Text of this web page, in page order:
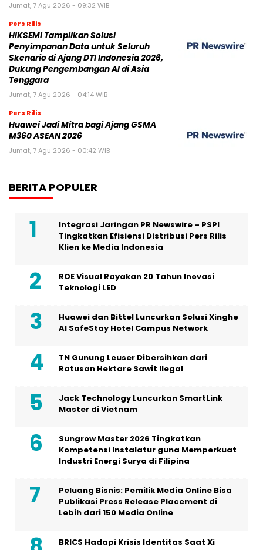
Jumat, 7 Agu 2026 - 09:32 WIB
Pers Rilis
HIKSEMI Tampilkan Solusi
Penyimpanan Data untuk Seluruh
Skenario di Ajang DTI Indonesia 2026,
Dukung Pengembangan AI di Asia
Tenggara
Jumat, 7 Agu 2026 - 04:14 WIB
Pers Rilis
Huawei Jadi Mitra bagi Ajang GSMA
M360 ASEAN 2026
Jumat, 7 Agu 2026 - 00:42 WIB
BERITA POPULER
Integrasi Jaringan PR Newswire – PSPI
Tingkatkan Efisiensi Distribusi Pers Rilis
Klien ke Media Indonesia
ROE Visual Rayakan 20 Tahun Inovasi
Teknologi LED
Huawei dan Bittel Luncurkan Solusi Xinghe
Al SafeStay Hotel Campus Network
TN Gunung Leuser Dibersihkan dari
Ratusan Hektare Sawit Ilegal
Jack Technology Luncurkan SmartLink
Master di Vietnam
Sungrow Master 2026 Tingkatkan
Kompetensi Instalatur guna Memperkuat
Industri Energi Surya di Filipina
Peluang Bisnis: Pemilik Media Online Bisa
Publikasi Press Release Placement di
Lebih dari 150 Media Online
BRICS Hadapi Krisis Identitas Saat Xi